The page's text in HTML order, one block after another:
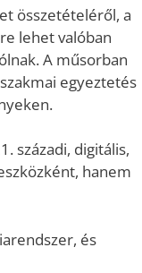
összetételéről, a
lehet valóban
A műsorban
egyeztetés
századi, digitális,
hanem
és